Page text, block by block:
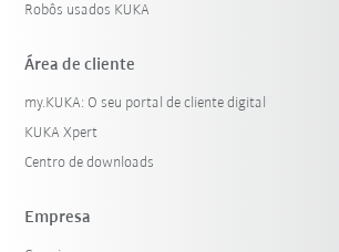
Robôs usados KUKA
Área de cliente
my.KUKA: O seu portal de cliente digital
KUKA Xpert
Centro de downloads
Empresa